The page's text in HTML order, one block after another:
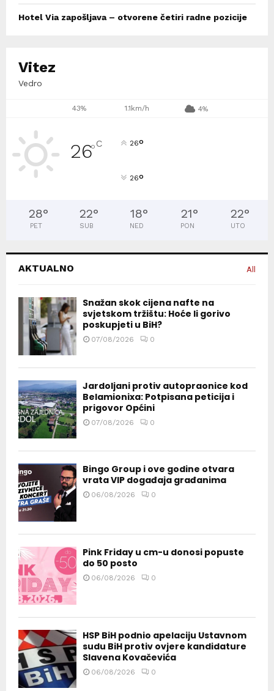
Hotel Via zapošljava – otvorene četiri radne pozicije
Vitez
Vedro
43% 1.1km/h 4%
26°C 26°
26°
28°
PET
22°
SUB
18°
NED
21°
PON
22°
UTO
AKTUALNO All
Snažan skok cijena nafte na
svjetskom tržištu: Hoće li gorivo
poskupjeti u BiH?
07/08/2026 0
Jardoljani protiv autopraonice kod
Belamionixa: Potpisana peticija i
prigovor Općini
07/08/2026 0
Bingo Group i ove godine otvara
vrata VIP događaja građanima
06/08/2026 0
Pink Friday u cm-u donosi popuste
do 50 posto
06/08/2026 0
HSP BiH podnio apelaciju Ustavnom
sudu BiH protiv ovjere kandidature
Slavena Kovačevića
06/08/2026 0